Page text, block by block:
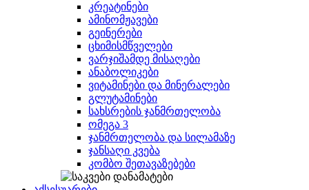
კრეატინები
ამინომჟავები
გეინერები
ცხიმისმწველები
ვარჯიშამდე მისაღები
ანაბოლიკები
ვიტამინები და მინერალები
გლუტამინები
სახსრების ჯანმრთელობა
ომეგა 3
ჯანმრთელობა და სილამაზე
ჯანსაღი კვება
კომბო შეთავაზებები